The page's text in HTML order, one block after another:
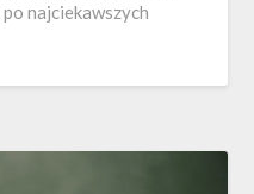
najciekawszych